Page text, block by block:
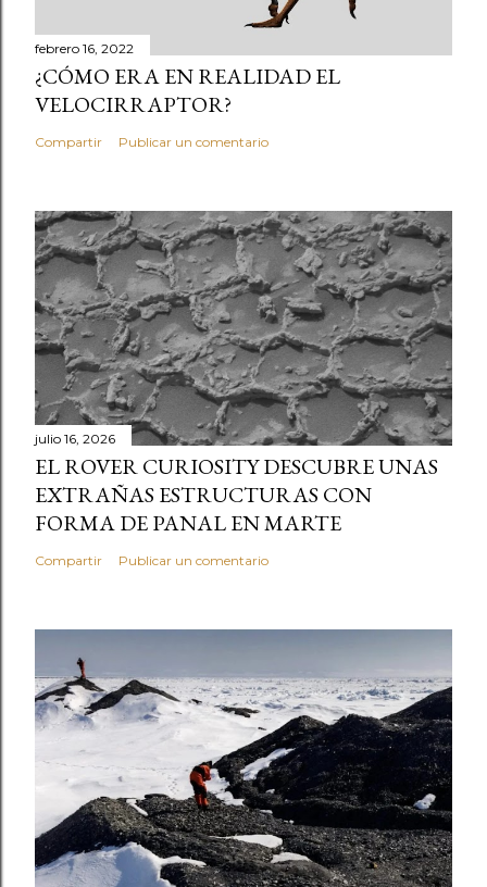
febrero 16, 2022
¿CÓMO ERA EN REALIDAD EL
VELOCIRRAPTOR?
Compartir Publicar un comentario
julio 16, 2026
EL ROVER CURIOSITY DESCUBRE UNAS
EXTRAÑAS ESTRUCTURAS CON
FORMA DE PANAL EN MARTE
Compartir Publicar un comentario